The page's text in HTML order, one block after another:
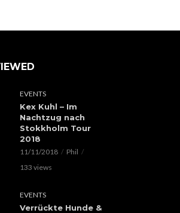
EVENTS
Kex Kuhl – Im
Nachtzug nach
Stokkholm Tour
2018
11/11/2018
Phil
133 views
EVENTS
Verrückte Hunde &